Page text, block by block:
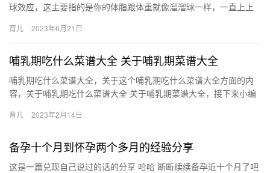
球效应，这主要指的是你的体脂跟体重就像溜溜球一样，一直上上
误的…
育儿 2023年6月21日
哺乳期吃什么菜谱大全 关于哺乳期菜谱大全
哺乳期吃什么菜谱大全，关于这个哺乳期吃什么菜谱大全方面的内
容，关于哺乳期吃什么菜谱大全 关于哺乳期菜谱大全，接下来小编
育儿 2023年2月14日
备孕十个月到怀孕两个多月的经验分享
这是一篇兑现自己说过的话的分享 哈哈 断断续续备孕近十个月了吧